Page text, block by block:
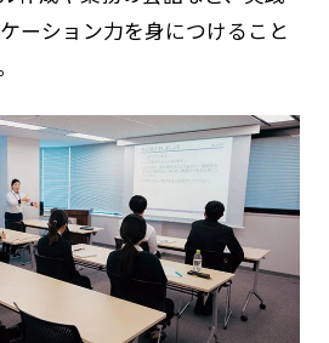
ーション力を身につけること